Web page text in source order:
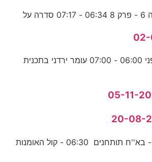
העולם הבוקר - רגע לפני 06:00 - 07:00 עומר ירדני בתכנית
06:00 - סוגרים שבת - בא''ח תותחנים 06:30 - קול האומנות